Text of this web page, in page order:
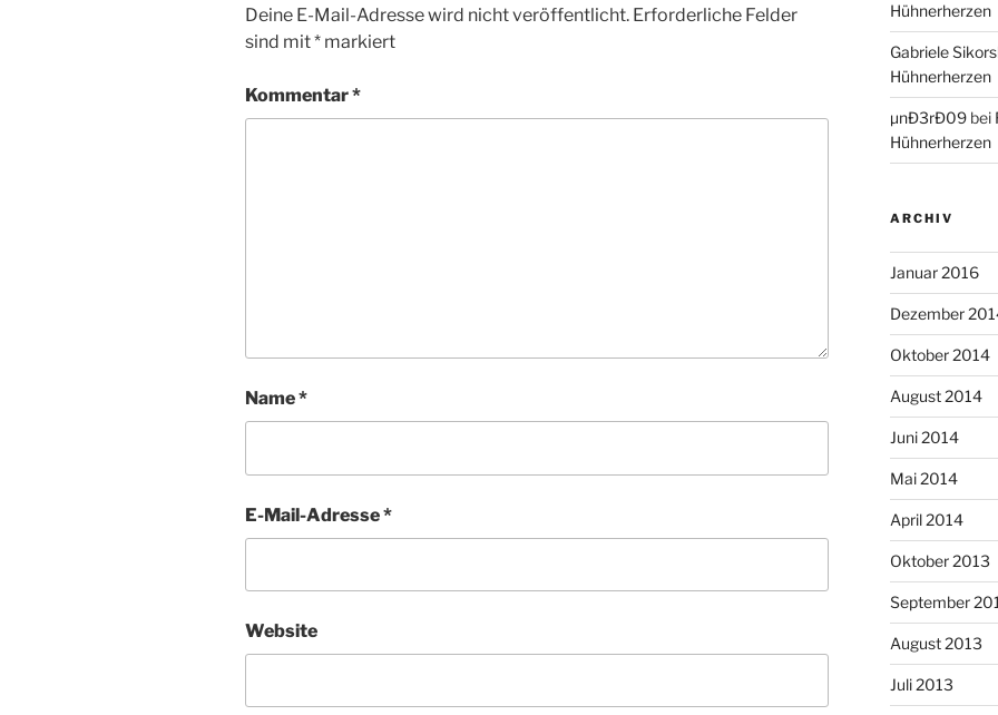
Deine E-Mail-Adresse wird nicht veröffentlicht. Erforderliche Felder
sind mit* markiert
Kommentar*
Name*
E-Mail-Adresse*
Website
Hühnerherzen
Gabriele
Hühnerherzen
µnÐ3rÐ09bei
Hühnerherzen
ARCHIV
Januar 2016
Dezember
Oktober 2014
August 2014
Juni 2014
Mai 2014
April 2014
Oktober 2013
September
August 2013
Juli 2013